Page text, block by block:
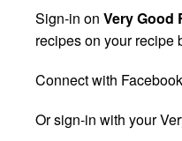
Sign-in onVery Good
recipes on your recipe
Connect with
Or sign-in with your